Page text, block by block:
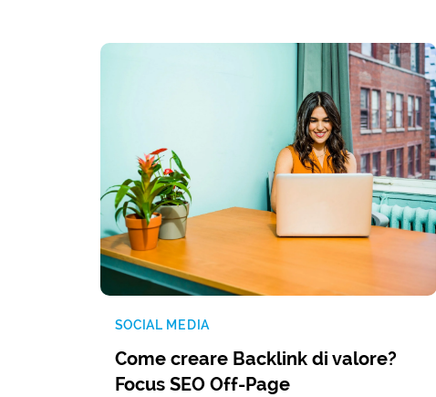
SOCIAL MEDIA
Come creare Backlink di valore?
Focus SEO Off-Page